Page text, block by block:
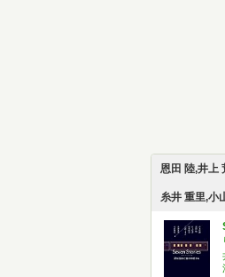
恩田 陸,井上
糸井 重里,小